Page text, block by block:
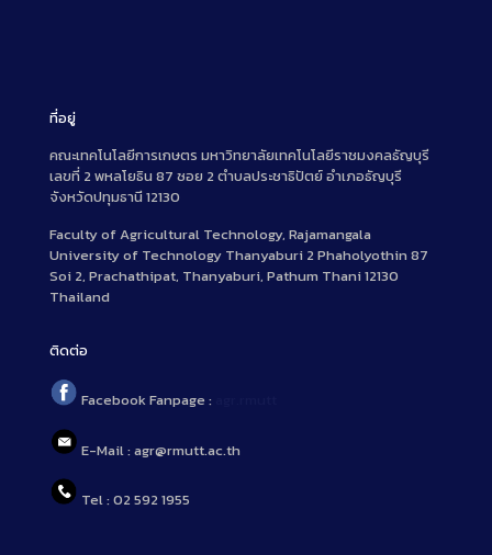
ที่อยู่
คณะเทคโนโลยีการเกษตร มหาวิทยาลัยเทคโนโลยีราชมงคลธัญบุรี
เลขที่ 2 พหลโยธิน 87 ซอย 2 ตำบลประชาธิปัตย์ อำเภอธัญบุรี
จังหวัดปทุมธานี 12130
Faculty of Agricultural Technology, Rajamangala
University of Technology Thanyaburi 2 Phaholyothin 87
Soi 2, Prachathipat, Thanyaburi, Pathum Thani 12130
Thailand
ติดต่อ
Facebook Fanpage :
E-Mail : agr@rmutt.ac.th
Tel : 02 592 1955